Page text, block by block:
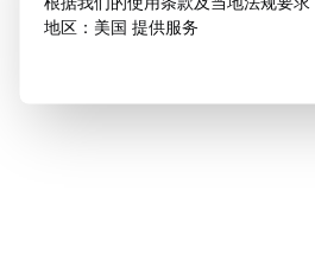
地区：美国 提供服务